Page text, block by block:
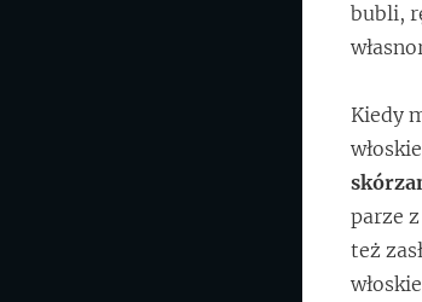
bubli,
Kiedy
parze
też